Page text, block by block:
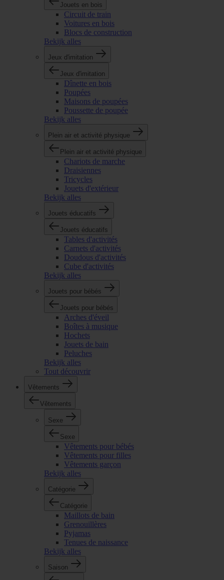
Jouets en bois
Circuit de train
Voitures en bois
Blocs de construction
Bekijk alles
Jeux d'imitation
Jeux d'imitation
Dînette en bois
Poupées
Maisons de poupées
Poussette de poupée
Bekijk alles
Plein air et activité physique
Plein air et activité physique
Chariots de marche
Draisiennes
Tricycles
Jouets d'extérieur
Bekijk alles
Jouets éducatifs
Jouets éducatifs
Tables d'activités
Carnets d'activités
Doudous d'activités
Cube d'activités
Bekijk alles
Jouets pour bébés
Jouets pour bébés
Arches d'éveil
Boîtes à musique
Hochets
Jouets de bain
Peluches
Bekijk alles
Tout découvrir
Vêtements
Vêtements
Sexe
Sexe
Vêtements pour bébés
Vêtements pour filles
Vêtements garçon
Bekijk alles
Catégorie
Catégorie
Maillots de bain
Grenouillères
Pyjamas
Tenues de naissance
Bekijk alles
Saison